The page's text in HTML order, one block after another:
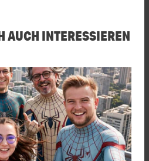
AUCH INTERESSIEREN